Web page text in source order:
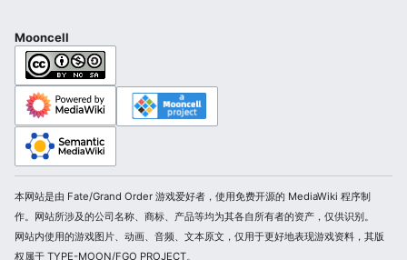
Mooncell
本网站是由 Fate/Grand Order 游戏爱好者，使用免费开源的 MediaWiki 程序制
作。网站所涉及的公司名称、商标、产品等均为其各自所有者的资产，仅供识别。
网站内使用的游戏图片、动画、音频、文本原文，仅用于更好地表现游戏资料，其版
权属于 TYPE-MOON/FGO PROJECT。